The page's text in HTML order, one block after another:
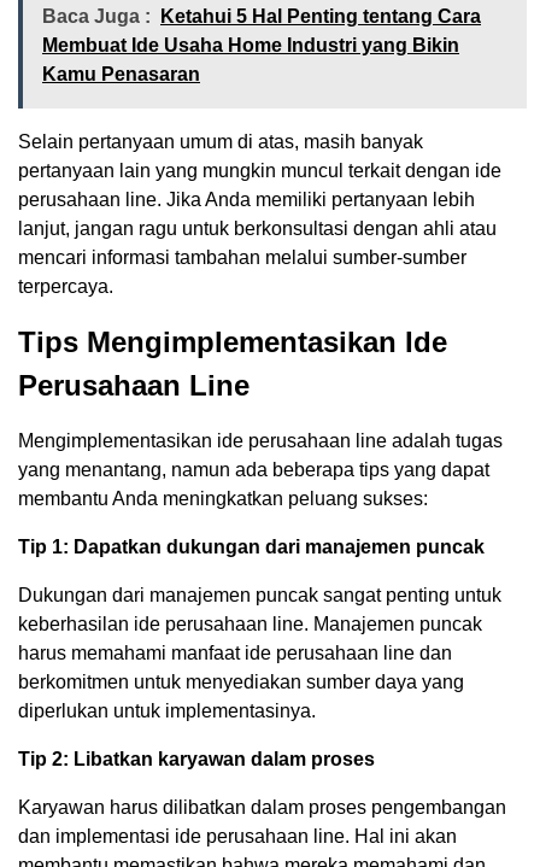
Baca Juga :
Ketahui 5 Hal Penting tentang Cara
Membuat Ide Usaha Home Industri yang Bikin
Kamu Penasaran
Selain pertanyaan umum di atas, masih banyak
pertanyaan lain yang mungkin muncul terkait dengan ide
perusahaan line. Jika Anda memiliki pertanyaan lebih
lanjut, jangan ragu untuk berkonsultasi dengan ahli atau
mencari informasi tambahan melalui sumber-sumber
terpercaya.
Tips Mengimplementasikan Ide
Perusahaan Line
Mengimplementasikan ide perusahaan line adalah tugas
yang menantang, namun ada beberapa tips yang dapat
membantu Anda meningkatkan peluang sukses:
Tip 1: Dapatkan dukungan dari manajemen puncak
Dukungan dari manajemen puncak sangat penting untuk
keberhasilan ide perusahaan line. Manajemen puncak
harus memahami manfaat ide perusahaan line dan
berkomitmen untuk menyediakan sumber daya yang
diperlukan untuk implementasinya.
Tip 2: Libatkan karyawan dalam proses
Karyawan harus dilibatkan dalam proses pengembangan
dan implementasi ide perusahaan line. Hal ini akan